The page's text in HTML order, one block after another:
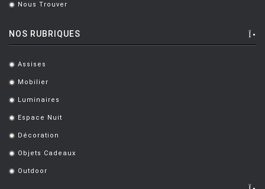
KNOLL
LEXON
LIGNE ROSET
LOUIS POULSEN
. Nous Trouver
NOS RUBRIQUES
. Assises
. Mobilier
. Luminaires
. Espace Nuit
. Décoration
. Objets Cadeaux
. Outdoor